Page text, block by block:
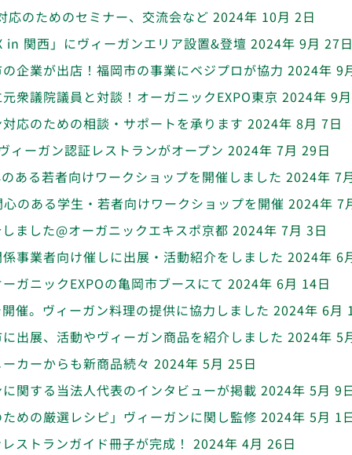
のためのセミナー、交流会など 2024年 10月 2日
in 関西」にヴィーガンエリア設置&登壇 2024年 9月 27
企業が出店！福岡市の事業にベジプロが協力 2024年 9
衆議院議員と対談！オーガニックEXPO東京 2024年 9
応のための相談・サポートを承ります 2024年 8月 7日
ィーガン認証レストランがオープン 2024年 7月 29日
ある若者向けワークショップを開催しました 2024年 7
のある学生・若者向けワークショップを開催 2024年 7
ました@オーガニックエキスポ京都 2024年 7月 3日
事業者向け催しに出展・活動紹介をしました 2024年 6
ガニックEXPOの亀岡市ブースにて 2024年 6月 14日
催。ヴィーガン料理の提供に協力しました 2024年 6月
出展、活動やヴィーガン商品を紹介しました 2024年 5
カーからも新商品続々 2024年 5月 25日
関する当法人代表のインタビューが掲載 2024年 5月 9
めの厳選レシピ」ヴィーガンに関し監修 2024年 5月 1
ストランガイド冊子が完成！ 2024年 4月 26日